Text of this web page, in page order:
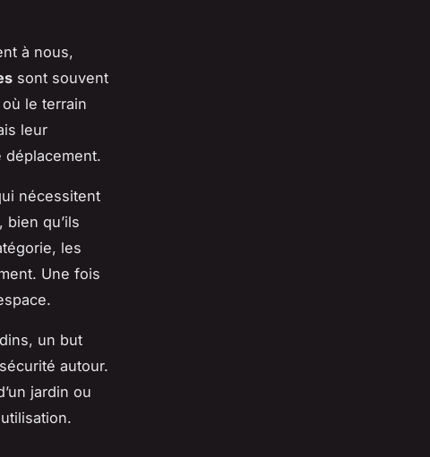
à nous,
sont souvent
le terrain
leur
nécessitent
qu’ils
les
Une fois
un but
autour.
jardin ou